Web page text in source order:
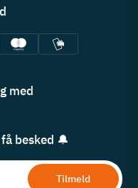
med
besked 🔔
Tilmeld